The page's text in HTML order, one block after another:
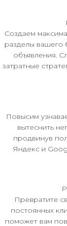
Создаем
разделы вашего
объявления.
затратные
Повысим
вытеснить
продвинув
Яндекс и
Превратите
постоянных
поможет вам